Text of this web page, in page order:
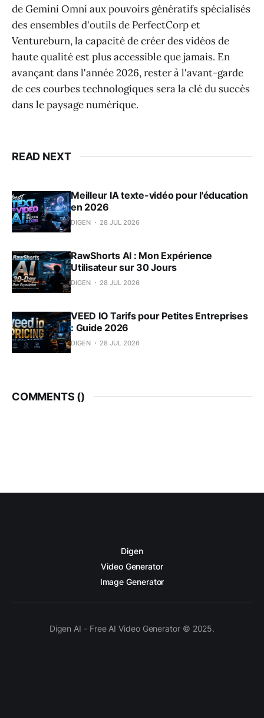
de Gemini Omni aux pouvoirs génératifs spécialisés
des ensembles d'outils de PerfectCorp et
Ventureburn, la capacité de créer des vidéos de
haute qualité est plus accessible que jamais. En
avançant dans l'année 2026, rester à l'avant-garde
de ces courbes technologiques sera la clé du succès
dans le paysage numérique.
READ NEXT
Meilleur IA texte-vidéo pour l'éducation
en 2026
DIGEN 28 JUL 2026
RawShorts AI : Mon Expérience
Utilisateur sur 30 Jours
DIGEN 28 JUL 2026
VEED IO Tarifs pour Petites Entreprises
: Guide 2026
DIGEN 28 JUL 2026
COMMENTS ()
Digen
Video Generator
Image Generator
Digen AI - Free AI Video Generator © 2025.